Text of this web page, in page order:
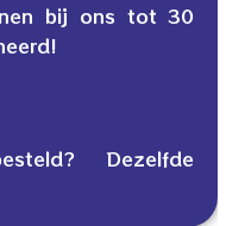
bij ons tot 30
Dezelfde